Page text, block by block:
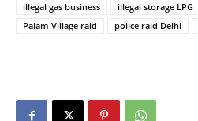
illegal gas business
illegal storage LPG
Palam Village raid
police raid Delhi